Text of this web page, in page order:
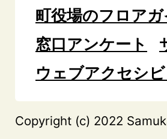
町役場のフロアガ
窓口アンケート
ウェブアクセシ
Copyright (c) 2022